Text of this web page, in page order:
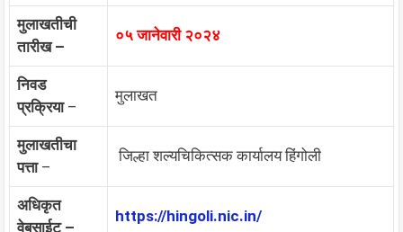
मुलाखतीची
तारीख –
०५ जानेवारी २०२४
निवड
प्रक्रिया–
मुलाखत
मुलाखतीचा
पत्ता–
जिल्हा शल्यचिकित्सक कार्यालय हिंगोली
अधिकृत
वेबसाईट –
https://hingoli.nic.in/